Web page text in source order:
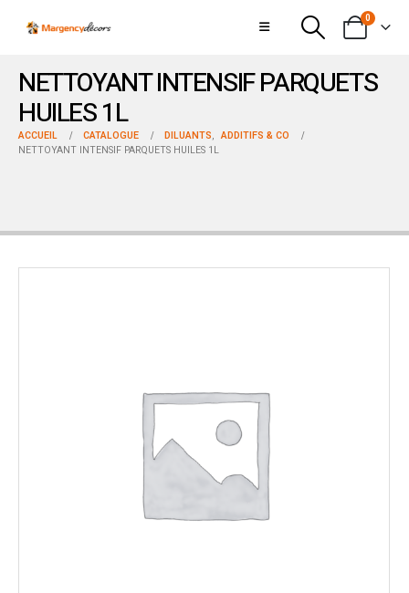
0
NETTOYANT INTENSIF PARQUETS
HUILES 1L
ACCUEIL CATALOGUE DILUANTS, ADDITIFS & CO
NETTOYANT INTENSIF PARQUETS HUILES 1L